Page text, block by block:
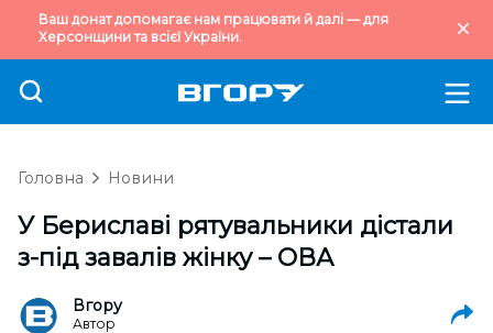
Ваш донат допомагає нам працювати й далі — для
Херсонщини та всієї України.
Головна Новини
У Бериславі рятувальники дістали
з-під завалів жінку – ОВА
Вгору
Автор